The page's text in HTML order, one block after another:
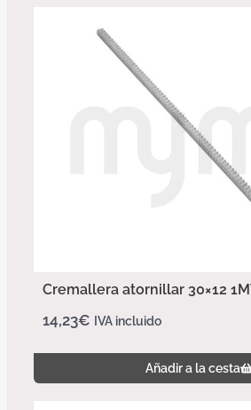
Cremallera atornillar 30×12
14,23€ IVA incluido
Añadir a la cesta